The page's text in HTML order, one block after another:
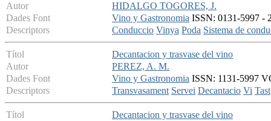
Autor
HIDALGO TOGORES, J.
Dades Font
Vino y Gastronomia ISSN: 0131-5997 -
Descriptors
Conduccio Vinya Poda Sistema de
Títol
Decantacion y trasvase del vino
Autor
PEREZ, A. M.
Dades Font
Vino y Gastronomia ISSN: 1131-5997
Descriptors
Transvasament Servei Decantacio Vi Tast
Títol
Decantacion y trasvase del vino